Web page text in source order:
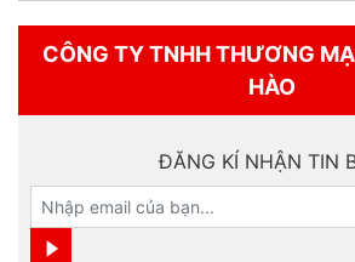
CÔNG TY TNHH THƯƠNG
HÀO
ĐĂNG KÍ NHẬN TIN